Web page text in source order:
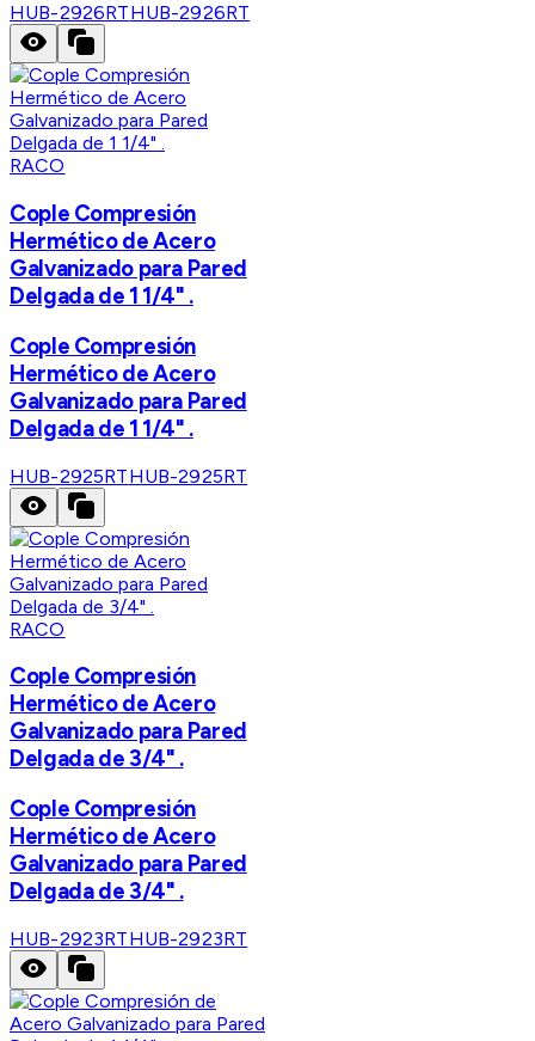
HUB-2926RTHUB-2926RT
RACO
Cople Compresión
Hermético de Acero
Galvanizado para Pared
Delgada de 1 1/4" .
Cople Compresión
Hermético de Acero
Galvanizado para Pared
Delgada de 1 1/4" .
HUB-2925RTHUB-2925RT
RACO
Cople Compresión
Hermético de Acero
Galvanizado para Pared
Delgada de 3/4" .
Cople Compresión
Hermético de Acero
Galvanizado para Pared
Delgada de 3/4" .
HUB-2923RTHUB-2923RT